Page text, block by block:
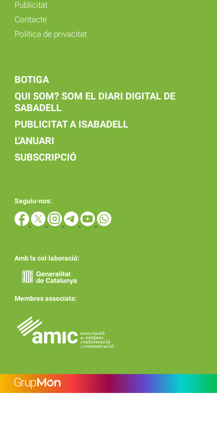
Publicitat
Contacte
Política de privacitat
BOTIGA
QUI SOM? SOM EL DIARI DIGITAL DE
SABADELL
PUBLICITAT A ISABADELL
L'ANUARI
SUBSCRIPCIÓ
Seguiu-nos:
Amb la col·laboració:
Membres associats: